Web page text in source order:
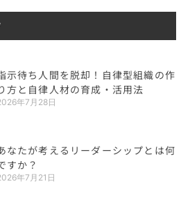
示待ち人間を脱却！自律型組織の作
方と自律人材の育成・活用法
年7月28日
なたが考えるリーダーシップとは何
すか？
年7月21日